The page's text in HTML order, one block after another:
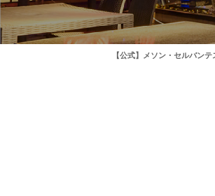
【公式】メソン・セルバンテ